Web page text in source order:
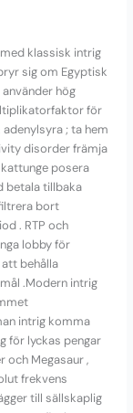
klassisk intrig
sig om Egyptisk
hög
för
; ta hem
disorder främja
posera
betala tillbaka
bort
. RTP och
lobby för
behålla
.Modern intrig
intrig komma
för lyckas pengar
och Megasaur ,
frekvens
till sällskaplig